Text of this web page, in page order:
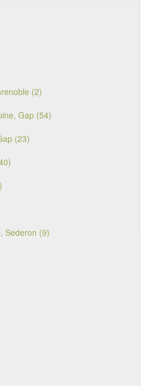
(2)
Gap (54)
(23)
Sederon (9)